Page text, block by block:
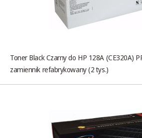
Toner Black Czarny do HP 128A (CE320A)
zamiennik refabrykowany (2 tys.)